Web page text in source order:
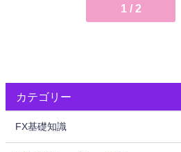
1 / 2
カテゴリー
FX基礎知識